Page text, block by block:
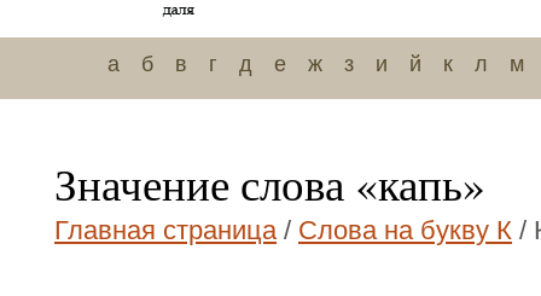
а б в г д е ж з и й к л м
Значение слова «капь»
Главная страница/ Слова на букву К /